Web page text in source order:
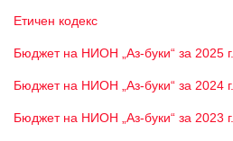
Етичен кодекс
Бюджет на НИОН „Аз-буки“ за 2025 г.
Бюджет на НИОН „Аз-буки“ за 2024 г.
Бюджет на НИОН „Аз-буки“ за 2023 г.